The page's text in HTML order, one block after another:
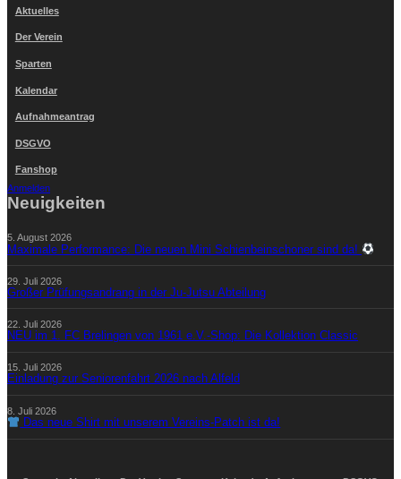
Aktuelles
Der Verein
Sparten
Kalendar
Aufnahmeantrag
DSGVO
Fanshop
Anmelden
Neuigkeiten
5. August 2026
Maximale Performance: Die neuen Mini Schienbeinschoner sind da!
29. Juli 2026
Großer Prüfungsandrang in der Ju-Jutsu Abteilung
22. Juli 2026
NEU im 1. FC Brelingen von 1961 e.V.-Shop: Die Kollektion Classic
15. Juli 2026
Einladung zur Seniorenfahrt 2026 nach Alfeld
8. Juli 2026
Das neue Shirt mit unserem Vereins-Patch ist da!